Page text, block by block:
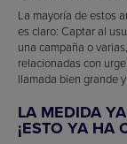
La mayoría de estos
es claro: Captar al
una campaña o
relacionadas con
llamada bien grande
LA MEDIDA
¡ESTO YA HA